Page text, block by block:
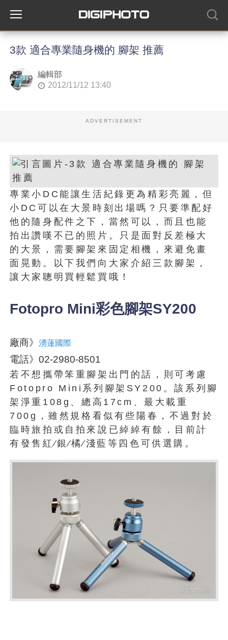
3款 適合專業隨身機的 腳架 推薦
編輯部
2012/11/12 13:40
ADVERTISEMENT
專業小DC能讓生活紀錄更為精彩亮麗，但
小DC可以在大景時刻出場嗎？只要準配好
他的隨身配件之下，當然可以，而且也能
拍出讚嘆不已的照片。只是面對反差極大
的大景，需要腳架來固定相機，來避免畫
面晃動。以下我們向大家介紹三款腳架，
讓大家聰明買輕鬆買哦！
Fotopro Mini彩色腳架SY200
廠商》湧蓮國際
電話》02-2980-8501
若不想攜帶笨重腳架出門的話，則可考慮
Fotopro Mini系列腳架SY200。該系列腳
架淨重108g、總高17cm、最大載重
700g，雖然規格看似有些陽春，不過對於
臨時旅拍或自拍來說已綽綽有餘，目前計
有發售紅∕銀∕橘∕淺藍等四色可供選購。